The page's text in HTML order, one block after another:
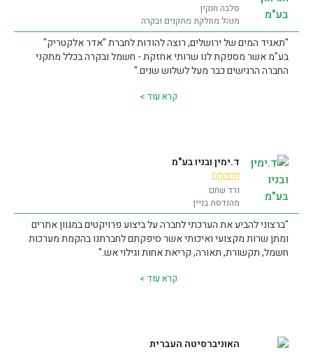
סלבה חנקין
מנהל מחלקת מתקנים ובקרה
"תאגיד המים של ירושלים, רוצה להודות לחברת "אדר אלקטריק"
בע"מ אשר מספקת לנו שרותי אחזקת - חשמל ובקרה בכלל מתקני
החברה הרגישים כבר מעל לשלוש שנים."
קרא עוד >
ד.ימין ובניו בע"מ

ורד שחם
מהנדסת בניין
"ברצוני להביע את הערכתי לחברה על ביצוע פרויקטים במגוון אתרים
ומתן שרות מקצועי ואיכותי אשר סיפקתם לחברתנו בהקמת מערכות
חשמל, תקשורת, תאורה, קריאת אחות וגילוי אש."
קרא עוד >
האוניברסיטה העברית